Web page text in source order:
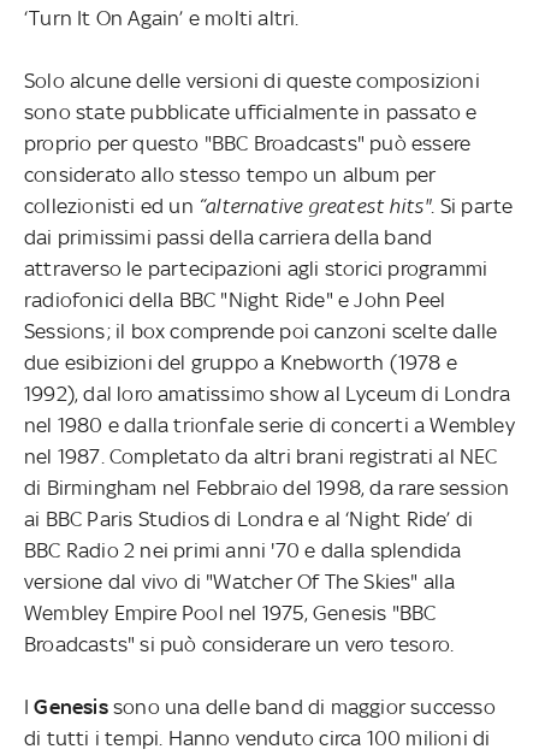
‘Turn It On Again’ e molti altri.
Solo alcune delle versioni di queste composizioni
sono state pubblicate ufficialmente in passato e
proprio per questo "BBC Broadcasts" può essere
considerato allo stesso tempo un album per
collezionisti ed un “alternative greatest hits". Si parte
dai primissimi passi della carriera della band
attraverso le partecipazioni agli storici programmi
radiofonici della BBC "Night Ride" e John Peel
Sessions; il box comprende poi canzoni scelte dalle
due esibizioni del gruppo a Knebworth (1978 e
1992), dal loro amatissimo show al Lyceum di Londra
nel 1980 e dalla trionfale serie di concerti a Wembley
nel 1987. Completato da altri brani registrati al NEC
di Birmingham nel Febbraio del 1998, da rare session
ai BBC Paris Studios di Londra e al ‘Night Ride’ di
BBC Radio 2 nei primi anni '70 e dalla splendida
versione dal vivo di "Watcher Of The Skies" alla
Wembley Empire Pool nel 1975, Genesis "BBC
Broadcasts" si può considerare un vero tesoro.
IGenesissono una delle band di maggior successo
di tutti i tempi. Hanno venduto circa 100 milioni di